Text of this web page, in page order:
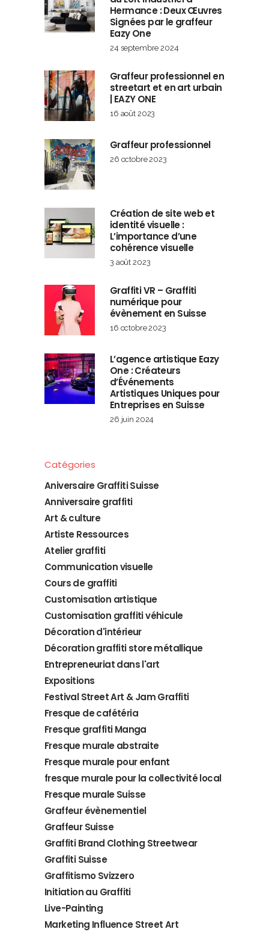
Hermance : Deux Œuvres
Signées par le graffeur
Eazy One
24 septembre 2024
Graffeur professionnel en
streetart et en art urbain
| EAZY ONE
16 août 2023
Graffeur professionnel
26 octobre 2023
Création de site web et
identité visuelle :
L’importance d’une
cohérence visuelle
3 août 2023
Graffiti VR – Graffiti
numérique pour
évènement en Suisse
16 octobre 2023
L’agence artistique Eazy
One : Créateurs
d’Événements
Artistiques Uniques pour
Entreprises en Suisse
26 juin 2024
Catégories
Aniversaire Graffiti Suisse
Anniversaire graffiti
Art & culture
Artiste Ressources
Atelier graffiti
Communication visuelle
Cours de graffiti
Customisation artistique
Customisation graffiti véhicule
Décoration d'intérieur
Décoration graffiti store métallique
Entrepreneuriat dans l'art
Expositions
Festival Street Art & Jam Graffiti
Fresque de cafétéria
Fresque graffiti Manga
Fresque murale abstraite
Fresque murale pour enfant
fresque murale pour la collectivité local
Fresque murale Suisse
Graffeur évènementiel
Graffeur Suisse
Graffiti Brand Clothing Streetwear
Graffiti Suisse
Graffitismo Svizzero
Initiation au Graffiti
Live-Painting
Marketing Influence Street Art